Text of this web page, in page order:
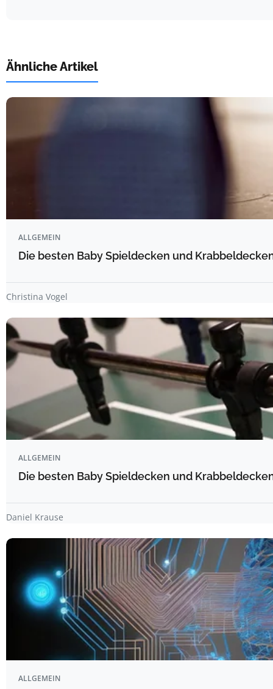
Ähnliche Artikel
ALLGEMEIN
Die besten Baby Spieldecken und
Christina Vogel
ALLGEMEIN
Die besten Baby Spieldecken und
Daniel Krause
ALLGEMEIN